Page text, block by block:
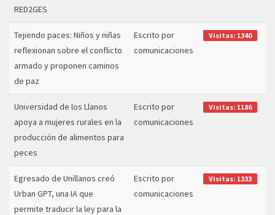
RED2GES
Tejiendo paces: Niños y niñas
reflexionan sobre el conflicto
armado y proponen caminos
de paz
Escrito por
comunicaciones
Visitas: 1340
Universidad de los Llanos
apoya a mujeres rurales en la
producción de alimentos para
peces
Escrito por
comunicaciones
Visitas: 1186
Egresado de Unillanos creó
Urban GPT, una IA que
permite traducir la ley para la
Escrito por
comunicaciones
Visitas: 1333